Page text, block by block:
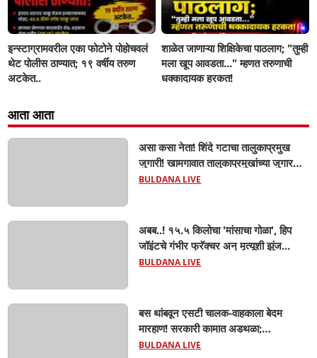
इन्स्टाग्रामवरील एका फोटोने पोहोचवलं
थेट पोलीस ठाण्यात; १९ वर्षीय तरुण
अटकेत..
शाळेत जाणाऱ्या शिक्षिकेचा पाठलाग; "तुम्ही
मला खूप आवडता..." म्हणत तरुणाची
धक्कादायक हरकत!
आता आता
असा कसा नेता! शिंदे गटाचा तालुकाप्रमुख
जुगारी! खामगावात तालुकाप्रमुखांच्या जुगार
अड्ड्यावर डीवायएसपी पथकाची धाड.. अंधारात
BULDANA LIVE
अबब..! १५.५ किलोचा 'मांसाचा गोळा', हिप
जॉइंटचे गंभीर फ्रॅक्चर अन् मृत्यूशी झुंज...
BULDANA LIVE
बस थांबवून एसटी चालक-वाहकाला बेदम
मारहाण! सरकारी कामात अडथळा;
प्रवाशांसमोर धिंगाणा घालणाऱ्या तिघांविरुद्ध
BULDANA LIVE